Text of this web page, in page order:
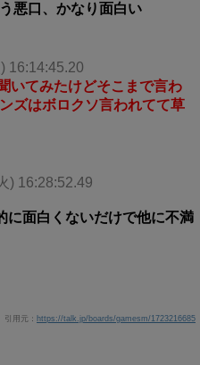
悪口、かなり面白い
16:14:45.20
いてみたけどそこまで言わ
ズはボロクソ言われてて草
) 16:28:52.49
に面白くないだけで他に不満
引用元： https://talk.jp/boards/gamesm/1723216685